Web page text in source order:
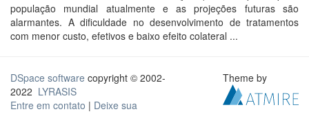
população mundial atualmente e as projeções futuras são
alarmantes. A dificuldade no desenvolvimento de tratamentos
com menor custo, efetivos e baixo efeito colateral ...
DSpace software copyright © 2002-
2022 LYRASIS
Entre em contato | Deixe sua
Theme by